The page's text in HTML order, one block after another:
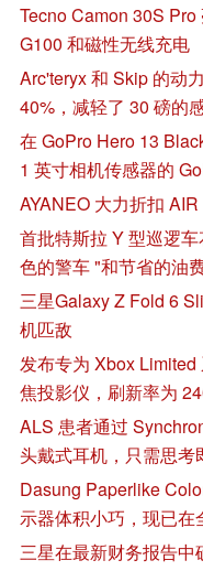
Tecno Camon 30S
G100 和磁性无线充电
Arc'teryx 和 Skip 的动
40%，减轻了 30 磅的
在 GoPro Hero 13
1 英寸相机传感器的
AYANEO 大力折扣
首批特斯拉 Y 型巡逻
色的警车 "和节省的油
三星Galaxy Z Fold 6
机匹敌
发布专为 Xbox
焦投影仪，刷新率为
ALS 患者通过
头戴式耳机，只需思考
Dasung Paperlike
示器体积小巧，现已在
三星在最新财务报告中